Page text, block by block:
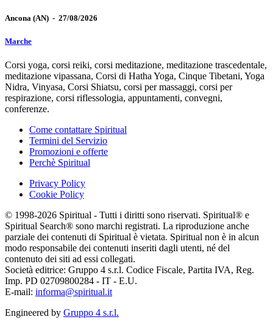
Ancona (AN) - 27/08/2026
Marche
Corsi yoga, corsi reiki, corsi meditazione, meditazione trascedentale,
meditazione vipassana, Corsi di Hatha Yoga, Cinque Tibetani, Yoga
Nidra, Vinyasa, Corsi Shiatsu, corsi per massaggi, corsi per
respirazione, corsi riflessologia, appuntamenti, convegni,
conferenze.
Come contattare Spiritual
Termini del Servizio
Promozioni e offerte
Perchè Spiritual
Privacy Policy
Cookie Policy
© 1998-2026 Spiritual - Tutti i diritti sono riservati. Spiritual® e
Spiritual Search® sono marchi registrati. La riproduzione anche
parziale dei contenuti di Spiritual è vietata. Spiritual non è in alcun
modo responsabile dei contenuti inseriti dagli utenti, né del
contenuto dei siti ad essi collegati.
Società editrice: Gruppo 4 s.r.l. Codice Fiscale, Partita IVA, Reg.
Imp. PD 02709800284 - IT - E.U.
E-mail: informa@spiritual.it
Engineered by Gruppo 4 s.r.l.